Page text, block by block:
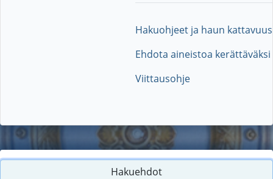
Hakuohjeet ja haun kattavuus
Ehdota aineistoa kerättäväksi
Viittausohje
Hakuehdot